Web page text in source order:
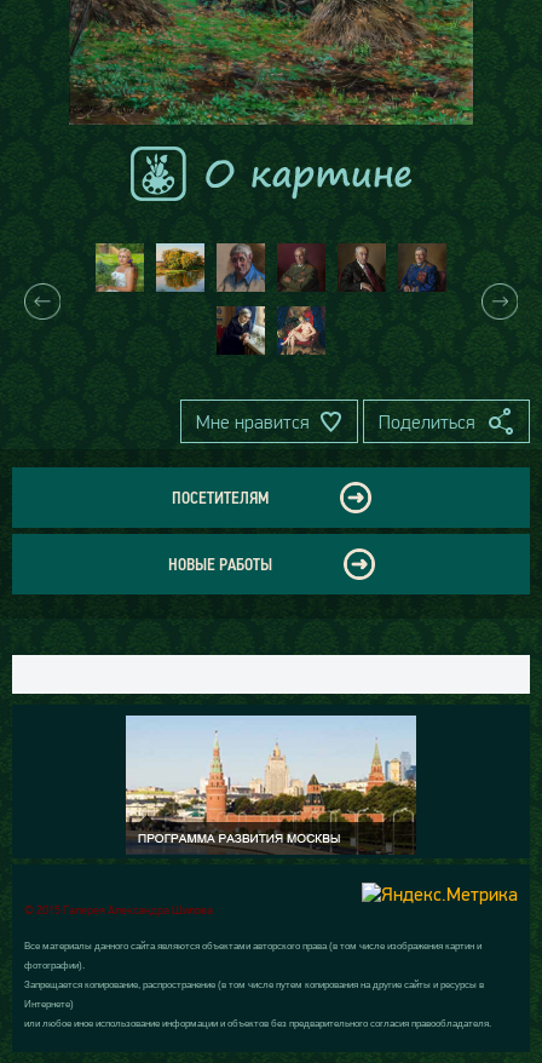
Мне нравится Поделиться
ПОСЕТИТЕЛЯМ
НОВЫЕ РАБОТЫ
© 2015 Галерея Александра Шилова
Все материалы данного сайта являются объектами авторского права (в том числе изображения картин и
фотографии).
Запрещается копирование, распространение (в том числе путем копирования на другие сайты и ресурсы в
Интернете)
или любое иное использование информации и объектов без предварительного согласия правообладателя.